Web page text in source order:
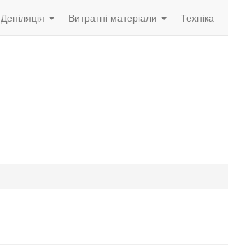
Депіляція Витратні матеріали Техніка